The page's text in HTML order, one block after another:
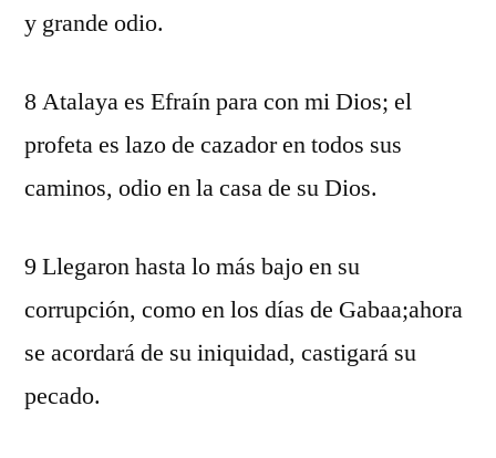
y grande odio.
8 Atalaya es Efraín para con mi Dios; el
profeta es lazo de cazador en todos sus
caminos, odio en la casa de su Dios.
9 Llegaron hasta lo más bajo en su
corrupción, como en los días de Gabaa;ahora
se acordará de su iniquidad, castigará su
pecado.